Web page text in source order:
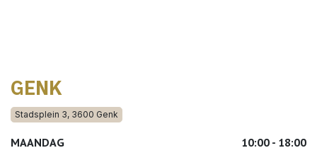
GENK
Stadsplein 3, 3600 Genk
MAANDAG 10:00 - 18:00